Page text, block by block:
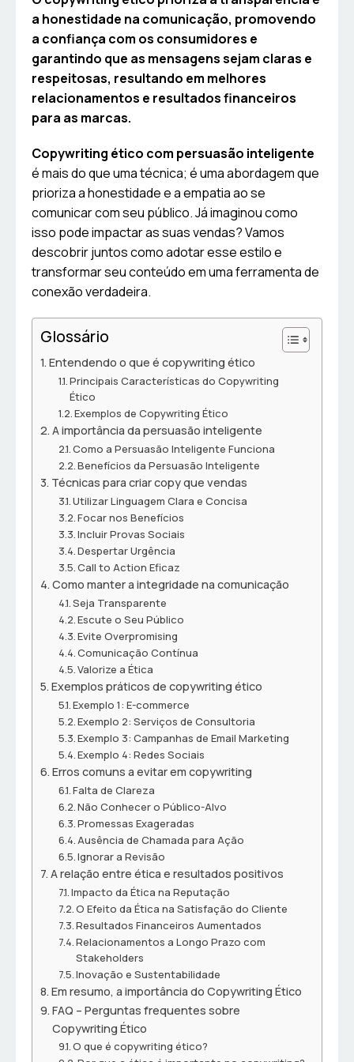
a honestidade na comunicação, promovendo
a confiança com os consumidores e
garantindo que as mensagens sejam claras e
respeitosas, resultando em melhores
relacionamentos e resultados financeiros
para as marcas.
Copywriting ético com persuasão inteligente
é mais do que uma técnica; é uma abordagem que
prioriza a honestidade e a empatia ao se
comunicar com seu público. Já imaginou como
isso pode impactar as suas vendas? Vamos
descobrir juntos como adotar esse estilo e
transformar seu conteúdo em uma ferramenta de
conexão verdadeira.
Glossário
Entendendo o que é copywriting ético
Principais Características do Copywriting
Ético
Exemplos de Copywriting Ético
A importância da persuasão inteligente
Como a Persuasão Inteligente Funciona
Benefícios da Persuasão Inteligente
Técnicas para criar copy que vendas
Utilizar Linguagem Clara e Concisa
Focar nos Benefícios
Incluir Provas Sociais
Despertar Urgência
Call to Action Eficaz
Como manter a integridade na comunicação
Seja Transparente
Escute o Seu Público
Evite Overpromising
Comunicação Contínua
Valorize a Ética
Exemplos práticos de copywriting ético
Exemplo 1: E-commerce
Exemplo 2: Serviços de Consultoria
Exemplo 3: Campanhas de Email Marketing
Exemplo 4: Redes Sociais
Erros comuns a evitar em copywriting
Falta de Clareza
Não Conhecer o Público-Alvo
Promessas Exageradas
Ausência de Chamada para Ação
Ignorar a Revisão
A relação entre ética e resultados positivos
Impacto da Ética na Reputação
O Efeito da Ética na Satisfação do Cliente
Resultados Financeiros Aumentados
Relacionamentos a Longo Prazo com
Stakeholders
Inovação e Sustentabilidade
Em resumo, a importância do Copywriting Ético
FAQ – Perguntas frequentes sobre
Copywriting Ético
O que é copywriting ético?